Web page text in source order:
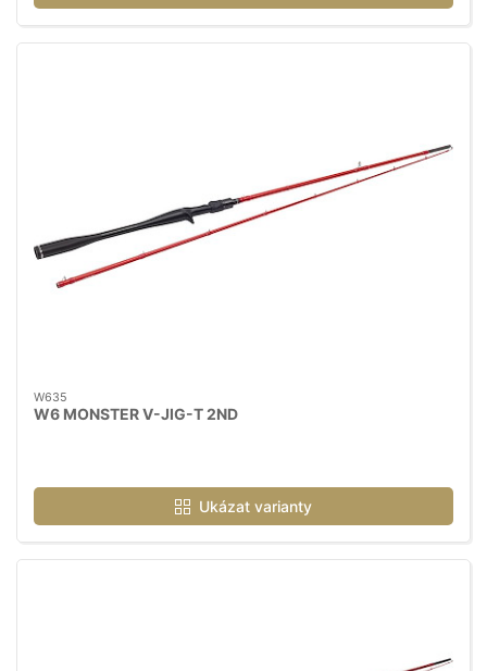
W635
W6 MONSTER V-JIG-T 2ND
Ukázat varianty